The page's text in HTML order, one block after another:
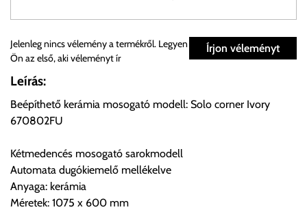
Személyes átvétel:
Önnek lehetősége van rendelését a beérkezést követően
ingyenesen átvenni Budapesti Cégcsoportunk Stúdiójában
előre egyeztetett időpontban.
Szállítási díjak:
Az oldalunkon rendelés esetén, amennyiben szállítást is kér,
Írjon véleményt
Jelenleg nincs vélemény a termékről. Legyen
Ön az első, aki véleményt ír
Leírás:
Beépíthető kerámia mosogató modell: Solo corner Ivory
670802FU
Kétmedencés mosogató sarokmodell
Automata dugókiemelő mellékelve
Anyaga: kerámia
Méretek: 1075 x 600 mm